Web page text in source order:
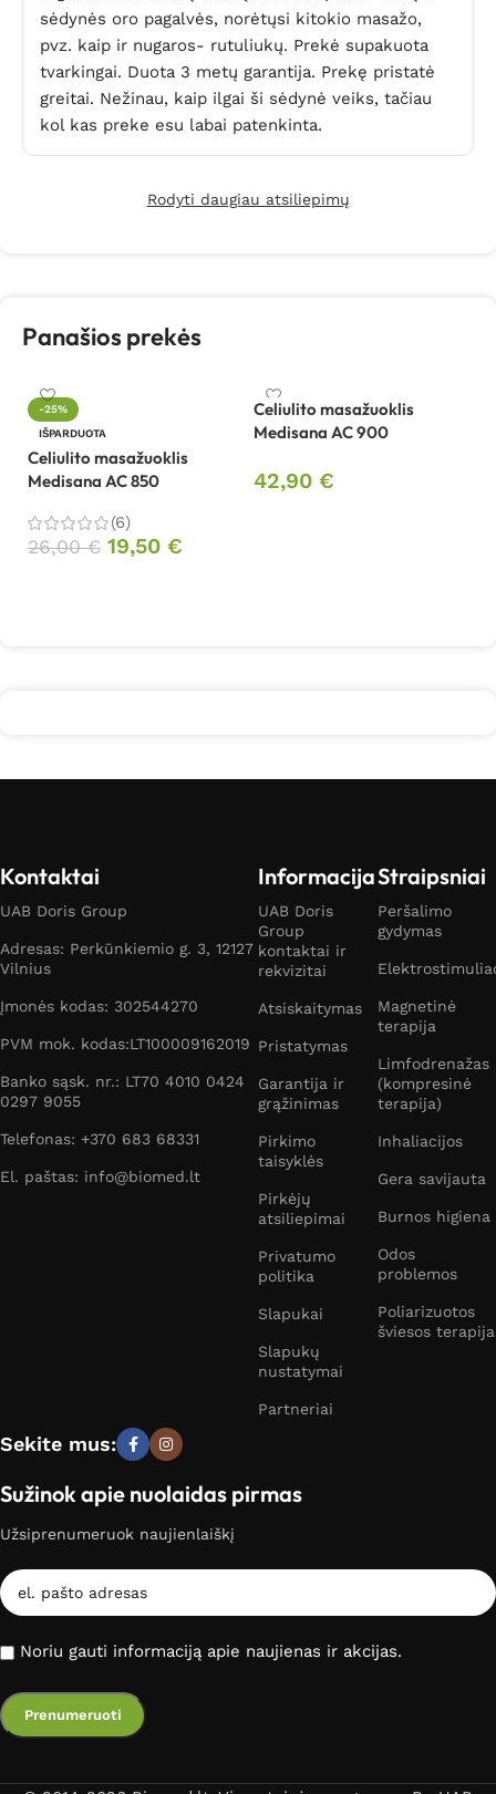
sėdynės oro pagalvės, norėtųsi kitokio masažo,
pvz. kaip ir nugaros- rutuliukų. Prekė supakuota
tvarkingai. Duota 3 metų garantija. Prekę pristatė
greitai. Nežinau, kaip ilgai ši sėdynė veiks, tačiau
kol kas preke esu labai patenkinta.
Rodyti daugiau atsiliepimų
Panašios prekės
-25%
IŠPARDUOTA
Celiulito masažuoklis
Medisana AC 850
(6)
26,00€ 19,50 €
Celiulito masažuoklis
Medisana AC 900
42,90 €
Kontaktai
UAB Doris Group
Adresas: Perkūnkiemio g. 3, 12127
Vilnius
Įmonės kodas: 302544270
PVM mok. kodas:LT100009162019
Banko sąsk. nr.: LT70 4010 0424
0297 9055
Telefonas: +370 683 68331
El. paštas: info@biomed.lt
Informacija
UAB Doris
Group
kontaktai ir
rekvizitai
Atsiskaitymas
Pristatymas
Garantija ir
grąžinimas
Pirkimo
taisyklės
Pirkėjų
atsiliepimai
Privatumo
politika
Slapukai
Slapukų
nustatymai
Partneriai
Straipsniai
Peršalimo
gydymas
Magnetinė
terapija
Limfodrenažas
(kompresinė
terapija)
Inhaliacijos
Gera savijauta
Burnos higiena
Odos
problemos
Poliarizuotos
šviesos terapija
Sekite mus:
Sužinok apie nuolaidas pirmas
Užsiprenumeruok naujienlaiškį
Noriu gauti informaciją apie naujienas ir akcijas.